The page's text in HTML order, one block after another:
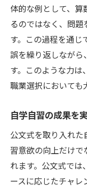
体的な例として、算
るのではなく、問
す。この過程を通じ
誤を繰り返しながら
す。このような力は
職業選択においても
自学自習の成果を
公文式を取り入れ
習意欲の向上だけで
れます。公文式では
ースに応じたチャ